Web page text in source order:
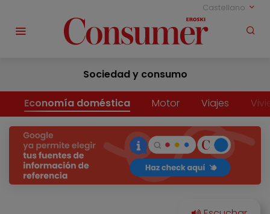
Castellano
Sociedad y consumo
Economía doméstica Motor Viajes